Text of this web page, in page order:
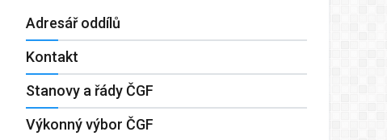
Adresář oddílů
Kontakt
Stanovy a řády ČGF
Výkonný výbor ČGF